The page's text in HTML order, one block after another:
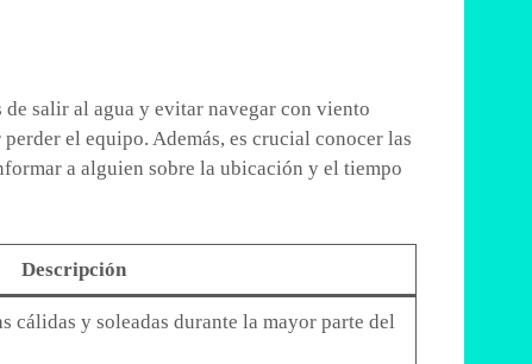
de salir al agua y evitar navegar con viento
el equipo. Además, es crucial conocer las
a alguien sobre la ubicación y el tiempo
Descripción
cálidas y soleadas durante la mayor parte del